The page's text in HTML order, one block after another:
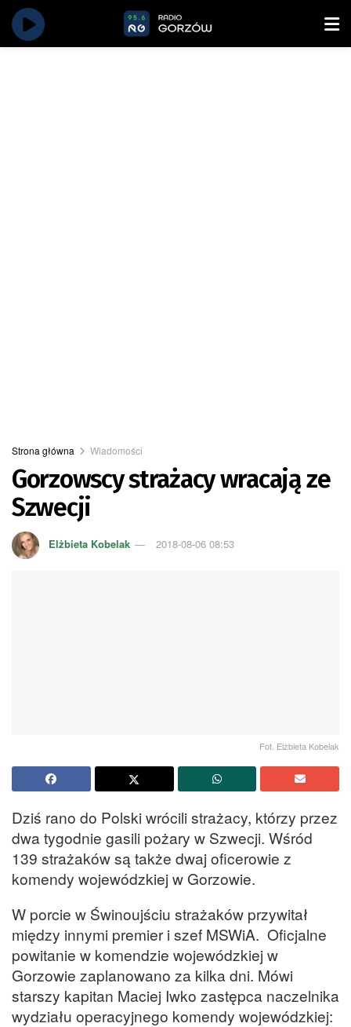
Strona główna Wiadomości
Gorzowscy strażacy wracają ze
Szwecji
Elżbieta Kobelak 2018-08-06 08:53
Fot. Elżbieta Kobelak
Dziś rano do Polski wrócili strażacy, którzy przez
dwa tygodnie gasili pożary w Szwecji. Wśród
139 strażaków są także dwaj oficerowie z
komendy wojewódzkiej w Gorzowie.
W porcie w Świnoujściu strażaków przywitał
między innymi premier i szef MSWiA. Oficjalne
powitanie w komendzie wojewódzkiej w
Gorzowie zaplanowano za kilka dni. Mówi
starszy kapitan Maciej Iwko zastępca naczelnika
wydziału operacyjnego komendy wojewódzkiej: